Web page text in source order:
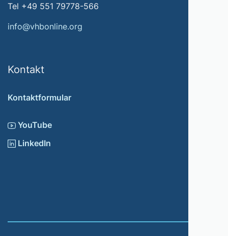
Tel +49 551 79778-566
info@vhbonline.org
Kontakt
Kontaktformular
YouTube
LinkedIn